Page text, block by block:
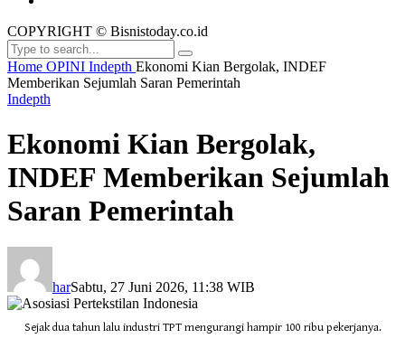
COPYRIGHT © Bisnistoday.co.id
Home OPINI Indepth Ekonomi Kian Bergolak, INDEF
Memberikan Sejumlah Saran Pemerintah
Indepth
Ekonomi Kian Bergolak,
INDEF Memberikan Sejumlah
Saran Pemerintah
harSabtu, 27 Juni 2026, 11:38 WIB
Sejak dua tahun lalu industri TPT mengurangi hampir 100 ribu pekerjanya.